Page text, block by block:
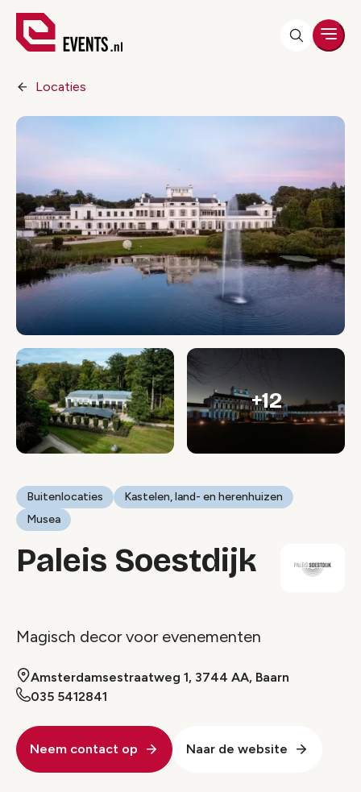
Locaties
+12
Buitenlocaties
Kastelen, land- en herenhuizen
Musea
Paleis Soestdijk
Magisch decor voor evenementen
Amsterdamsestraatweg 1, 3744 AA, Baarn
035 5412841
Neem contact op Naar de website